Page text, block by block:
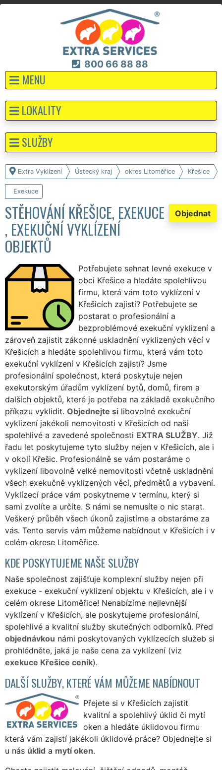
800 66 88 88
MENU
Extra Vyklízení Ústecký kraj okres Litoměřice Křešice
Exekuce
Objednat
STĚHOVÁNÍ KŘEŠICE, EXEKUCE
, EXEKUČNÍ VYKLÍZENÍ
OBJEKTŮ
Potřebujete sehnat levné exekuce v
obci Křešice a hledáte spolehlivou
firmu, která vám toto vyklízení v
Křešicích zajistí? Potřebujete se
postarat o profesionální a
bezproblémové exekuční vyklizení a
zároveň zajistit zákonné uskladnění vyklizených věcí v
Křešicích a hledáte spolehlivou firmu, která vám toto
exekuční vyklízení v Křešicích zajistí? Jsme
profesionální společnost, která poskytuje nejen
exekutorským úřadům vyklízení bytů, domů, firem a
dalších objektů, které je potřeba na základě exekučního
příkazu vyklidit. Objednejte si libovolné exekuční
vyklizení jakékoli nemovitosti v Křešicích od naší
spolehlivé a zavedené společnosti EXTRA SLUŽBY. Již
řadu let poskytujeme tyto služby nejen v Křešicích, ale i
v okolí Křešic. Profesionálně se vám postaráme o
vyklizení libovolně velké nemovitosti včetně uskladnění
všech exekučně vyklizených věcí, předmětů a vybavení.
Vyklízecí práce vám poskytneme v termínu, který si
sami zvolíte a určíte. S námi se nemusíte o nic starat.
Veškerý průběh všech úkonů zajistíme a obstaráme za
vás. Tento servis vám můžeme nabídnout v Křešicích i v
celém okrese Litoměřice.
KDE POSKYTUJEME NAŠE SLUŽBY
Naše společnost zajišťuje komplexní služby nejen při
exekuce - exekuční vyklizení objektu v Křešicích, ale i v
celém okrese Litoměřice! Nenabízíme nejlevnější
vyklízení v Křešicích, ale poskytujeme profesionální,
spolehlivé a kvalitní služby skutečných odborníků. Před
objednávkou námi poskytovaných vyklízecích služeb si
prohlédněte, jaká je naše cena za vyklízení (viz
exekuce Křešice ceník).
DALŠÍ SLUŽBY, KTERÉ VÁM MŮŽEME NABÍDNOUT
Přejete si v Křešicích zajistit
kvalitní a spolehlivý úklid či mytí
oken a hledáte úklidovou firmu
která vám zajistí jakékoli úklidové práce? Objednejte si
u nás úklid a mytí oken.
LOKALITY
SLUŽBY